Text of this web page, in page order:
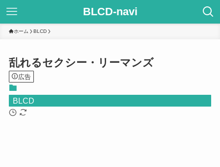
BLCD-navi
ホーム BLCD
乱れるセクシー・リーマンズ
広告
BLCD